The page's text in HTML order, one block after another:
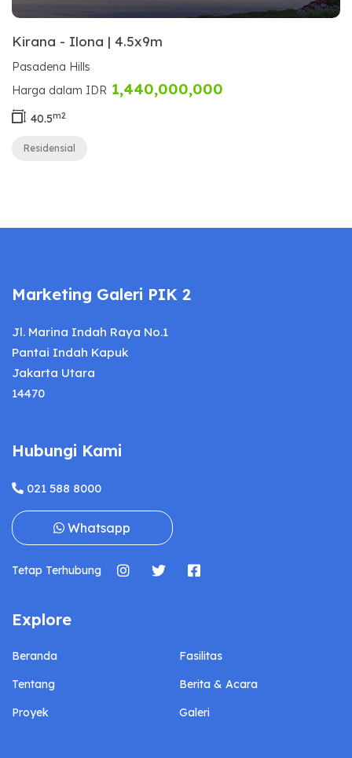
Kirana - Ilona | 4.5x9m
Pasadena Hills
Harga dalam IDR 1,440,000,000
40.5m2
Residensial
Marketing Galeri PIK 2
Jl. Marina Indah Raya No.1
Pantai Indah Kapuk
Jakarta Utara
14470
Hubungi Kami
021 588 8000
Whatsapp
Tetap Terhubung
Explore
Beranda
Tentang
Proyek
Fasilitas
Berita & Acara
Galeri